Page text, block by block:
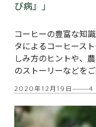
び病』」
コーヒーの豊富な知
タによるコーヒース
しみ方のヒントや、
のストーリーなどをご
2020年12月19日 4